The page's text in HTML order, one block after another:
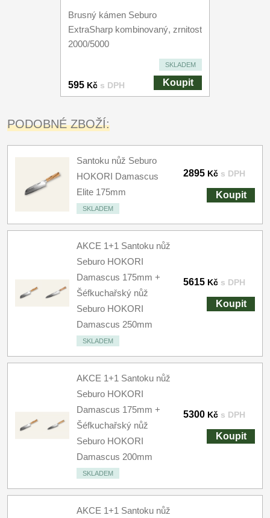
Brusný kámen Seburo
ExtraSharp kombinovaný, zrnitost
2000/5000
SKLADEM
595 Kč s DPH Koupit
PODOBNÉ ZBOŽÍ:
Santoku nůž Seburo
HOKORI Damascus
Elite 175mm
SKLADEM
2895 Kč s DPH
Koupit
AKCE 1+1 Santoku nůž
Seburo HOKORI
Damascus 175mm +
Šéfkuchařský nůž
Seburo HOKORI
Damascus 250mm
SKLADEM
5615 Kč s DPH
Koupit
AKCE 1+1 Santoku nůž
Seburo HOKORI
Damascus 175mm +
Šéfkuchařský nůž
Seburo HOKORI
Damascus 200mm
SKLADEM
5300 Kč s DPH
Koupit
AKCE 1+1 Santoku nůž